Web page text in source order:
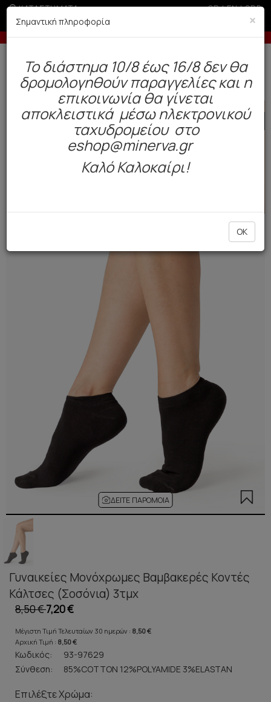
ΚΑΤΑΣΤΗΜΑΤΑ GR|EN|SRB
δόσεις με πιστωτική άνω των 50€ -10%
Δωρεάν αποστολή άνω των 49€. Παράδοση σε 3-5 εργάσιμες.
Γυναίκα Αξεσουάρ Κάλτσες / Καλσόν
SALE
ΔΕΊΤΕ ΠΑΡΌΜΟΙΑ
Γυναικείες Μονόχρωμες Βαμβακερές Κοντές
Κάλτσες (Σοσόνια) 3τμχ
8,50 €7,20 €
Μέγιστη Τιμή Τελευταίων 30 ημερών : 8,50 €
Αρχική Τιμή : 8,50 €
Κωδικός:
93-97629
Σύνθεση:
85%COTTON 12%POLYAMIDE 3%ELASTAN
Επιλέξτε Χρώμα:
×
Σημαντική πληροφορία
To διάστημα 10/8 έως 16/8 δεν θα
δρομολογηθούν παραγγελίες και η
επικοινωνία θα γίνεται
αποκλειστικά μέσω ηλεκτρονικού
ταχυδρομείου στο
eshop@minerva.gr
Καλό Καλοκαίρι!
OK